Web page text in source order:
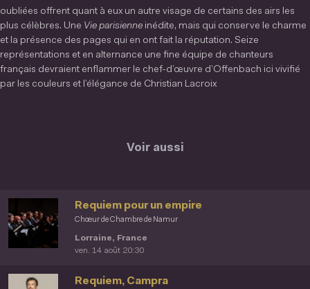
oubliées offrent quant à eux un autre visage de certains des airs les
plus célèbres. Une Vie parisienne inédite, mais qui conserve le charme
et la présence des pages qui en ont fait la réputation. Seize
représentations et en alternance une fine équipe de chanteurs
français devraient enflammer le chef-d’œuvre d’Offenbach ici vivifié
par les couleurs et l’élégance de Christian Lacroix
Voir aussi
Chœur de Chambre de Namur
Requiem pour un empire
Lorraine, France
ven. 14 août 20:30
Requiem, Campra